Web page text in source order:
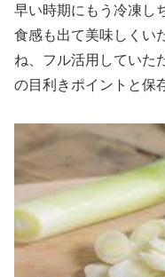
早い時期にもう冷凍し
食感も出て美味しくい
ね、フル活用していた
の目利きポイントと保